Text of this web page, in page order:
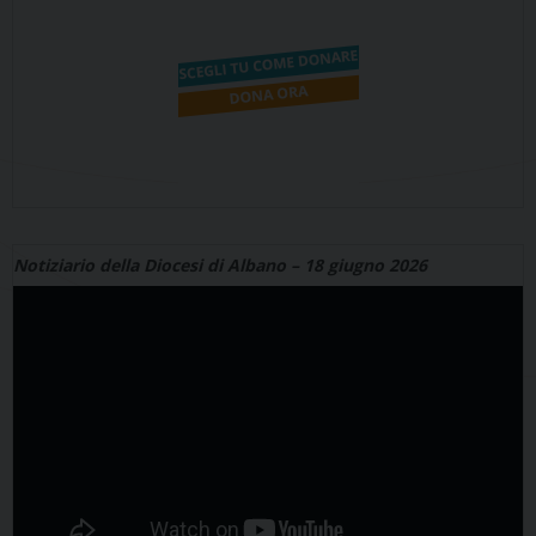
Notiziario della Diocesi di Albano – 18 giugno 2026